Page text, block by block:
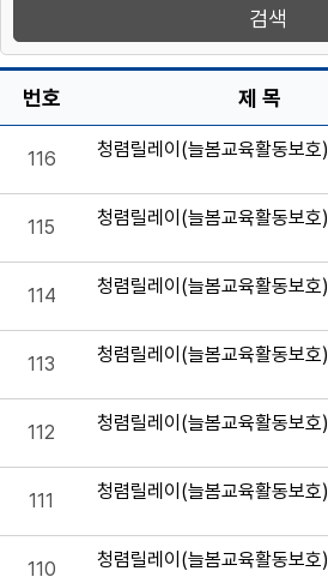
번호 제 목
116 청렴릴레이(늘봄교육활동보호)
115 청렴릴레이(늘봄교육활동보호)
114 청렴릴레이(늘봄교육활동보호)
113 청렴릴레이(늘봄교육활동보호)
112 청렴릴레이(늘봄교육활동보호)
111 청렴릴레이(늘봄교육활동보호)
110 청렴릴레이(늘봄교육활동보호)